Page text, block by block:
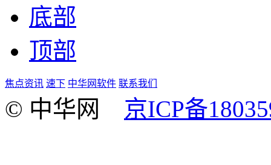
底部
顶部
焦点资讯 速下 中华网软件 联系我们
© 中华网 京ICP备